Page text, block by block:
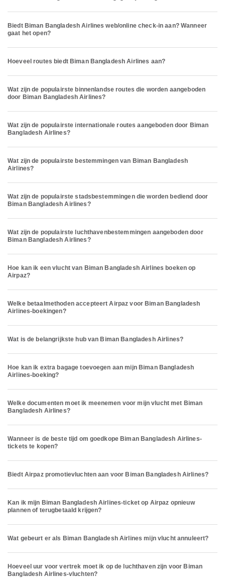
Biedt Biman Bangladesh Airlines web/online check-in aan? Wanneer
gaat het open?
Hoeveel routes biedt Biman Bangladesh Airlines aan?
Wat zijn de populairste binnenlandse routes die worden aangeboden
door Biman Bangladesh Airlines?
Wat zijn de populairste internationale routes aangeboden door Biman
Bangladesh Airlines?
Wat zijn de populairste bestemmingen van Biman Bangladesh
Airlines?
Wat zijn de populairste stadsbestemmingen die worden bediend door
Biman Bangladesh Airlines?
Wat zijn de populairste luchthavenbestemmingen aangeboden door
Biman Bangladesh Airlines?
Hoe kan ik een vlucht van Biman Bangladesh Airlines boeken op
Airpaz?
Welke betaalmethoden accepteert Airpaz voor Biman Bangladesh
Airlines-boekingen?
Wat is de belangrijkste hub van Biman Bangladesh Airlines?
Hoe kan ik extra bagage toevoegen aan mijn Biman Bangladesh
Airlines-boeking?
Welke documenten moet ik meenemen voor mijn vlucht met Biman
Bangladesh Airlines?
Wanneer is de beste tijd om goedkope Biman Bangladesh Airlines-
tickets te kopen?
Biedt Airpaz promotievluchten aan voor Biman Bangladesh Airlines?
Kan ik mijn Biman Bangladesh Airlines-ticket op Airpaz opnieuw
plannen of terugbetaald krijgen?
Wat gebeurt er als Biman Bangladesh Airlines mijn vlucht annuleert?
Hoeveel uur voor vertrek moet ik op de luchthaven zijn voor Biman
Bangladesh Airlines-vluchten?